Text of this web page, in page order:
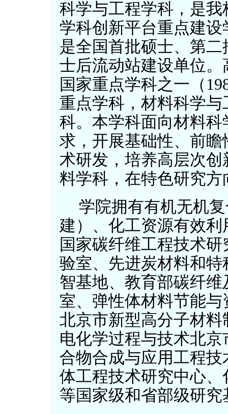
科学与工程学科，是我
学科创新平台重点建
是全国首批硕士、第
士后流动站建设单位
国家重点学科之一（
重点学科，材料科学与
科。本学科面向材料
求，开展基础性、前
术研发，培养高层次
料学科，在特色研究
学院拥有有机无机
建）、化工资源有效
国家碳纤维工程技术
验室、先进炭材料和
智基地、教育部碳纤
室、弹性体材料节能
北京市新型高分子材
电化学过程与技术北
合物合成与应用工程
体工程技术研究中心
等国家级和省部级研究